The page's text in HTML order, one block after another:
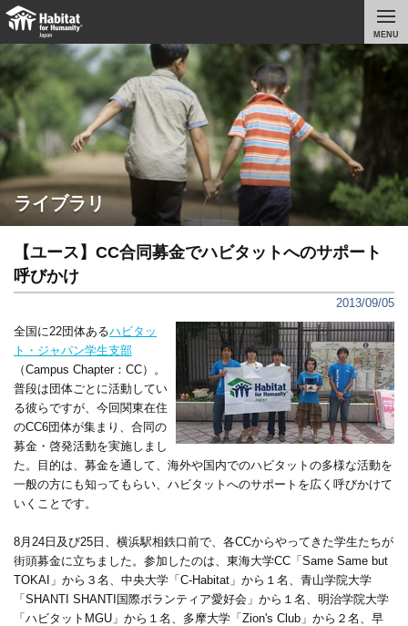
MENU
ライブラリ
【ユース】CC合同募金でハビタットへのサポート
呼びかけ
2013/09/05
全国に22団体あるハビタッ
ト・ジャパン学生支部
（Campus Chapter：CC）。
普段は団体ごとに活動してい
る彼らですが、今回関東在住
のCC6団体が集まり、合同の
募金・啓発活動を実施しまし
た。目的は、募金を通して、海外や国内でのハビタットの多様な活動を
一般の方にも知ってもらい、ハビタットへのサポートを広く呼びかけて
いくことです。
8月24日及び25日、横浜駅相鉄口前で、各CCからやってきた学生たちが
街頭募金に立ちました。参加したのは、東海大学CC「Same Same but
TOKAI」から３名、中央大学「C-Habitat」から１名、青山学院大学
「SHANTI SHANTI国際ボランティア愛好会」から１名、明治学院大学
「ハビタットMGU」から１名、多摩大学「Zion's Club」から２名、早